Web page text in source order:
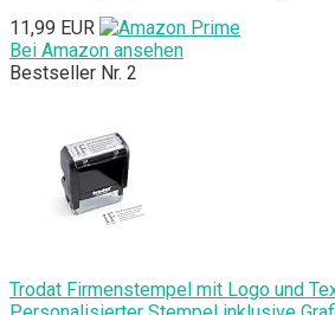
11,99 EUR
Bei Amazon ansehen
Bestseller Nr. 2
Trodat Firmenstempel mit Logo und